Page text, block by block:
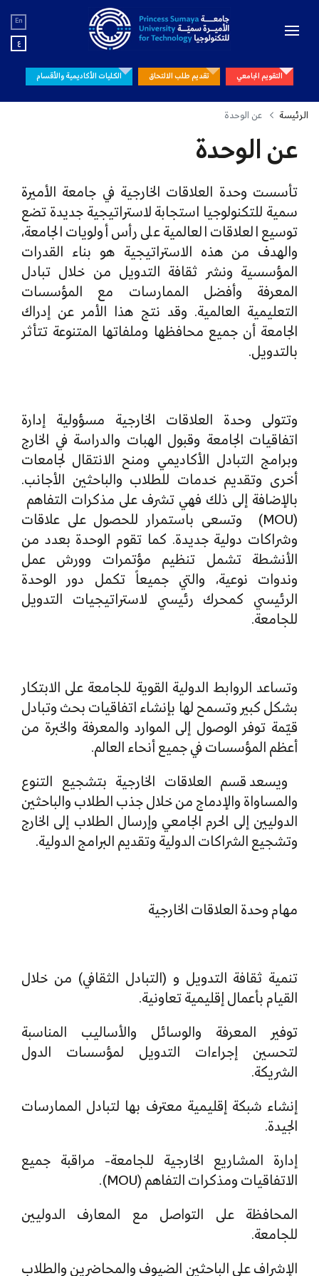
En
ع
التقويم الجامعي تقديم طلب الالتحاق الكليات الأكاديمية والأقسام
الرئيسة عن الوحدة
عن الوحدة
تأسست وحدة العلاقات الخارجية في جامعة الأميرة
سمية للتكنولوجيا استجابة لاستراتيجية جديدة تضع
توسيع العلاقات العالمية على رأس أولويات الجامعة،
والهدف من هذه الاستراتيجية هو بناء القدرات
المؤسسية ونشر ثقافة التدويل من خلال تبادل
المعرفة وأفضل الممارسات مع المؤسسات
التعليمية العالمية. وقد نتج هذا الأمر عن إدراك
الجامعة أن جميع محافظها وملفاتها المتنوعة تتأثر
بالتدويل.
وتتولى وحدة العلاقات الخارجية مسؤولية إدارة
اتفاقيات الجامعة وقبول الهبات والدراسة في الخارج
وبرامج التبادل الأكاديمي ومنح الانتقال لجامعات
أخرى وتقديم خدمات للطلاب والباحثين الأجانب.
بالإضافة إلى ذلك فهي تشرف على مذكرات التفاهم
(MOU) وتسعى باستمرار للحصول على علاقات
وشراكات دولية جديدة. كما تقوم الوحدة بعدد من
الأنشطة تشمل تنظيم مؤتمرات وورش عمل
وندوات نوعية، والتي جميعاً تكمل دور الوحدة
الرئيسي كمحرك رئيسي لاستراتيجيات التدويل
للجامعة.
وتساعد الروابط الدولية القوية للجامعة على الابتكار
بشكل كبير وتسمح لها بإنشاء اتفاقيات بحث وتبادل
قيّمة توفر الوصول إلى الموارد والمعرفة والخبرة من
أعظم المؤسسات في جميع أنحاء العالم.
ويسعد قسم العلاقات الخارجية بتشجيع التنوع
والمساواة والإدماج من خلال جذب الطلاب والباحثين
الدوليين إلى الحرم الجامعي وإرسال الطلاب إلى الخارج
وتشجيع الشراكات الدولية وتقديم البرامج الدولية.
مهام وحدة العلاقات الخارجية
تنمية ثقافة التدويل و (التبادل الثقافي) من خلال
القيام بأعمال إقليمية تعاونية.
توفير المعرفة والوسائل والأساليب المناسبة
لتحسين إجراءات التدويل لمؤسسات الدول
الشريكة.
إنشاء شبكة إقليمية معترف بها لتبادل الممارسات
الجيدة.
إدارة المشاريع الخارجية للجامعة- مراقبة جميع
الاتفاقيات ومذكرات التفاهم (MOU).
المحافظة على التواصل مع المعارف الدوليين
للجامعة.
الإشراف على الباحثين الضيوف والمحاضرين والطلاب